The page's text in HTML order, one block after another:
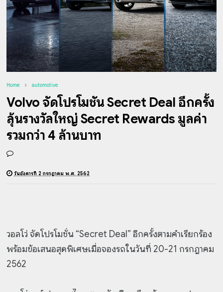
Home automotive
Volvo จัดโปรโมชั่น Secret Deal อีกครั้ง
ลุ้นรางวัลใหญ่ Secret Rewards มูลค่า
รวมกว่า 4 ล้านบาท
วันอังคารที่ 2 กรกฎาคม พ.ศ. 2562
วอลโว่ จัดโปรโมชั่น “Secret Deal” อีกครั้งตามคำเรียกร้อง
พร้อมข้อเสนอสุดพิเศษเมื่อจองรถในวันที่ 20-21 กรกฎาคม
2562